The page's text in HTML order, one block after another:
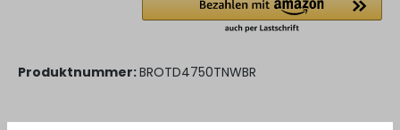
Produktnummer:BROTD4750TNWBR